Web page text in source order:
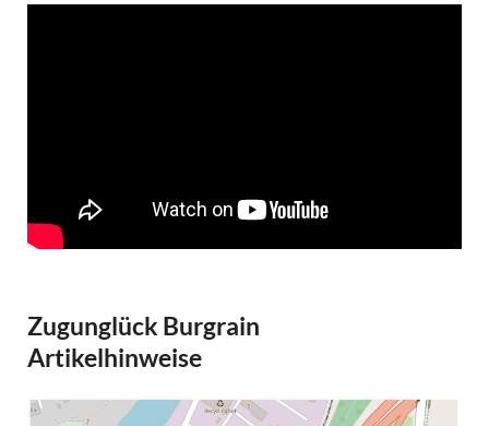
Zugunglück Burgrain
Artikelhinweise